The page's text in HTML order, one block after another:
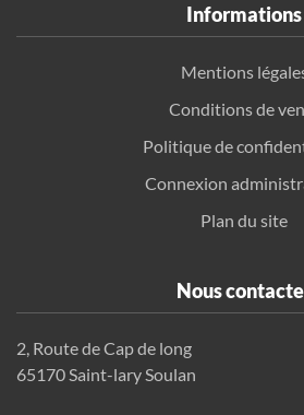
Informations
Mentions
Conditions de
Politique de
Connexion
Plan du site
Nous
2, Route de Cap de long
65170 Saint-lary Soulan